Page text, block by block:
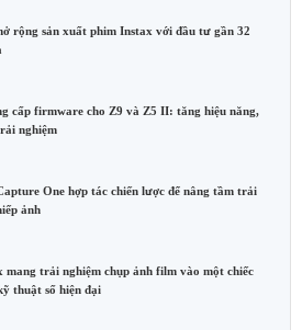
rộng sản xuất phim Instax với đầu tư gần 32
cấp firmware cho Z9 và Z5 II: tăng hiệu năng,
nghiệm
One hợp tác chiến lược để nâng tầm trải
ảnh
mang trải nghiệm chụp ảnh film vào một chiếc
thuật số hiện đại